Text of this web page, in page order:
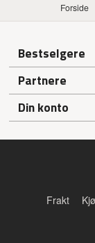
Forside
Bestselgere
Partnere
Din konto
Frakt